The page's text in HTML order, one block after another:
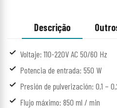
Descrição
Voltaje: 110-220V AC 50/60 Hz
Potencia de entrada: 550 W
Presión de pulverización: 0,1 –
Flujo máximo: 850 ml / min